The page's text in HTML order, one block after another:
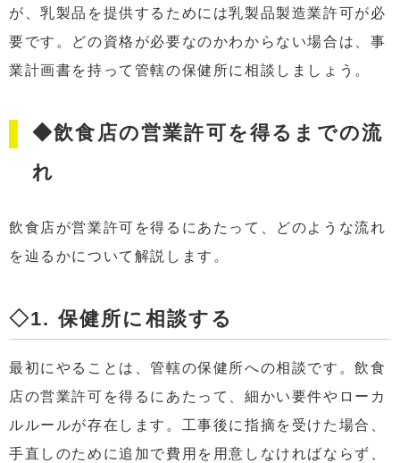
が、乳製品を提供するためには乳製品製造業許可が必
要です。どの資格が必要なのかわからない場合は、事
業計画書を持って管轄の保健所に相談しましょう。
◆飲食店の営業許可を得るまでの流
れ
飲食店が営業許可を得るにあたって、どのような流れ
を辿るかについて解説します。
◇1. 保健所に相談する
最初にやることは、管轄の保健所への相談です。飲食
店の営業許可を得るにあたって、細かい要件やローカ
ルルールが存在します。工事後に指摘を受けた場合、
手直しのために追加で費用を用意しなければならず、